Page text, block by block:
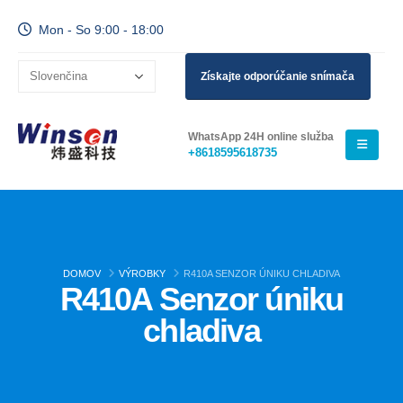
Mon - So 9:00 - 18:00
Získajte odporúčanie snímača
WhatsApp 24H online služba
+8618595618735
DOMOV VÝROBKY R410A SENZOR ÚNIKU CHLADIVA
R410A Senzor úniku
chladiva